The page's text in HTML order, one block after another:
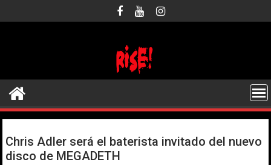
al
Chris Adler será el baterista invitado del nuevo
disco de MEGADETH